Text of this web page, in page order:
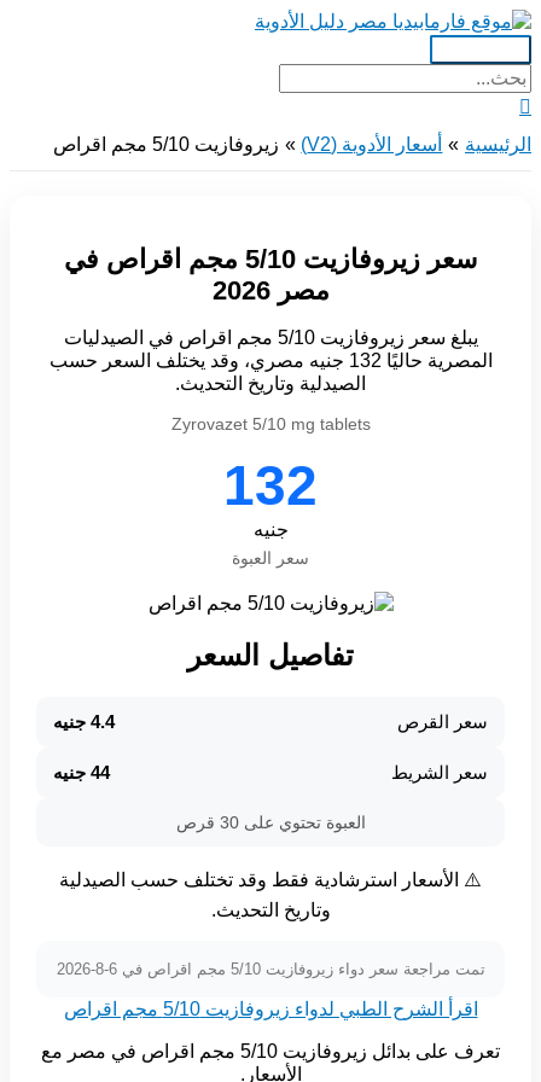
تخطي
إلى
المحتوىالقائمة
الرئيسية البحث
عن:
الرئيسية
أسعار الأدوية (V2) زيروفازيت 5/10 مجم اقراص
سعر زيروفازيت 5/10 مجم اقراص في
مصر 2026
يبلغ سعر زيروفازيت 5/10 مجم اقراص في الصيدليات
المصرية حاليًا 132 جنيه مصري، وقد يختلف السعر حسب
الصيدلية وتاريخ التحديث.
Zyrovazet 5/10 mg tablets
132
جنيه
سعر العبوة
تفاصيل السعر
سعر القرص 4.4 جنيه
سعر الشريط 44 جنيه
العبوة تحتوي على 30 قرص
⚠️ الأسعار استرشادية فقط وقد تختلف حسب الصيدلية
وتاريخ التحديث.
تمت مراجعة سعر دواء زيروفازيت 5/10 مجم اقراص في 6-8-2026
اقرأ الشرح الطبي لدواء زيروفازيت 5/10 مجم اقراص
تعرف على بدائل زيروفازيت 5/10 مجم اقراص في مصر مع
الأسعار.